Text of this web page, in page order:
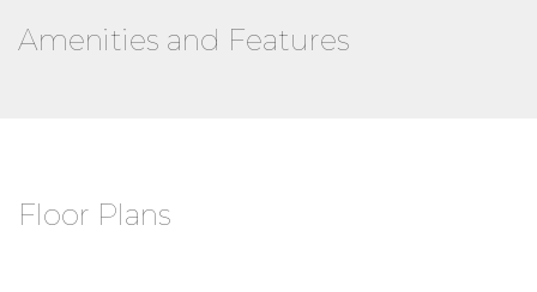
Amenities and Features
Floor Plans